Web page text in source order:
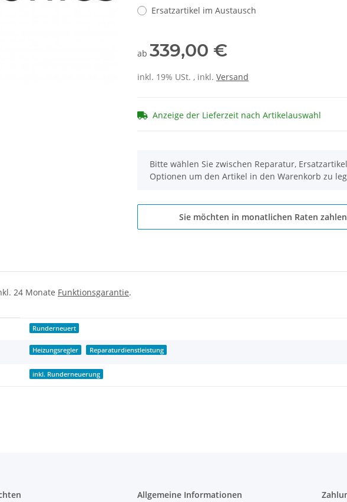
Ersatzartikel im Austausch
ab 339,00 €
inkl. 19% USt. , inkl. Versand
Anzeige der Lieferzeit nach Artikelauswahl
x
Bitte wählen Sie zwischen Reparatur,
Optionen um den Artikel in den Warenkorb zu
Sie möchten in monatlichen Raten
24 Monate Funktionsgarantie.
Runderneuert
Heizungsregler Reparaturdienstleistung
inkl. Runderneuerung
Allgemeine Informationen